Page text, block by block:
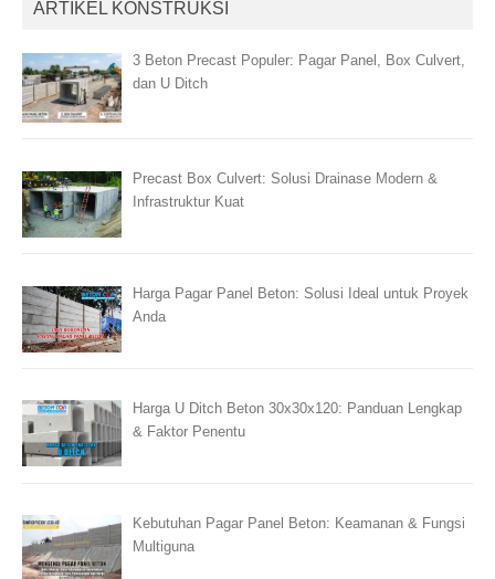
ARTIKEL KONSTRUKSI
3 Beton Precast Populer: Pagar Panel, Box Culvert,
dan U Ditch
Precast Box Culvert: Solusi Drainase Modern &
Infrastruktur Kuat
Harga Pagar Panel Beton: Solusi Ideal untuk Proyek
Anda
Harga U Ditch Beton 30x30x120: Panduan Lengkap
& Faktor Penentu
Kebutuhan Pagar Panel Beton: Keamanan & Fungsi
Multiguna